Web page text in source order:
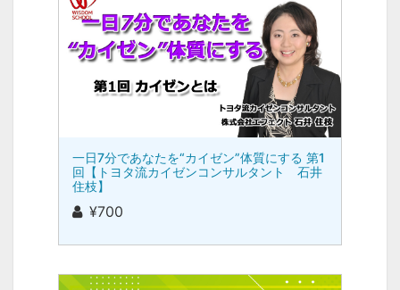
一日7分であなたを“カイゼン”体質にする 第1
回【トヨタ流カイゼンコンサルタント 石井
住枝】
¥700